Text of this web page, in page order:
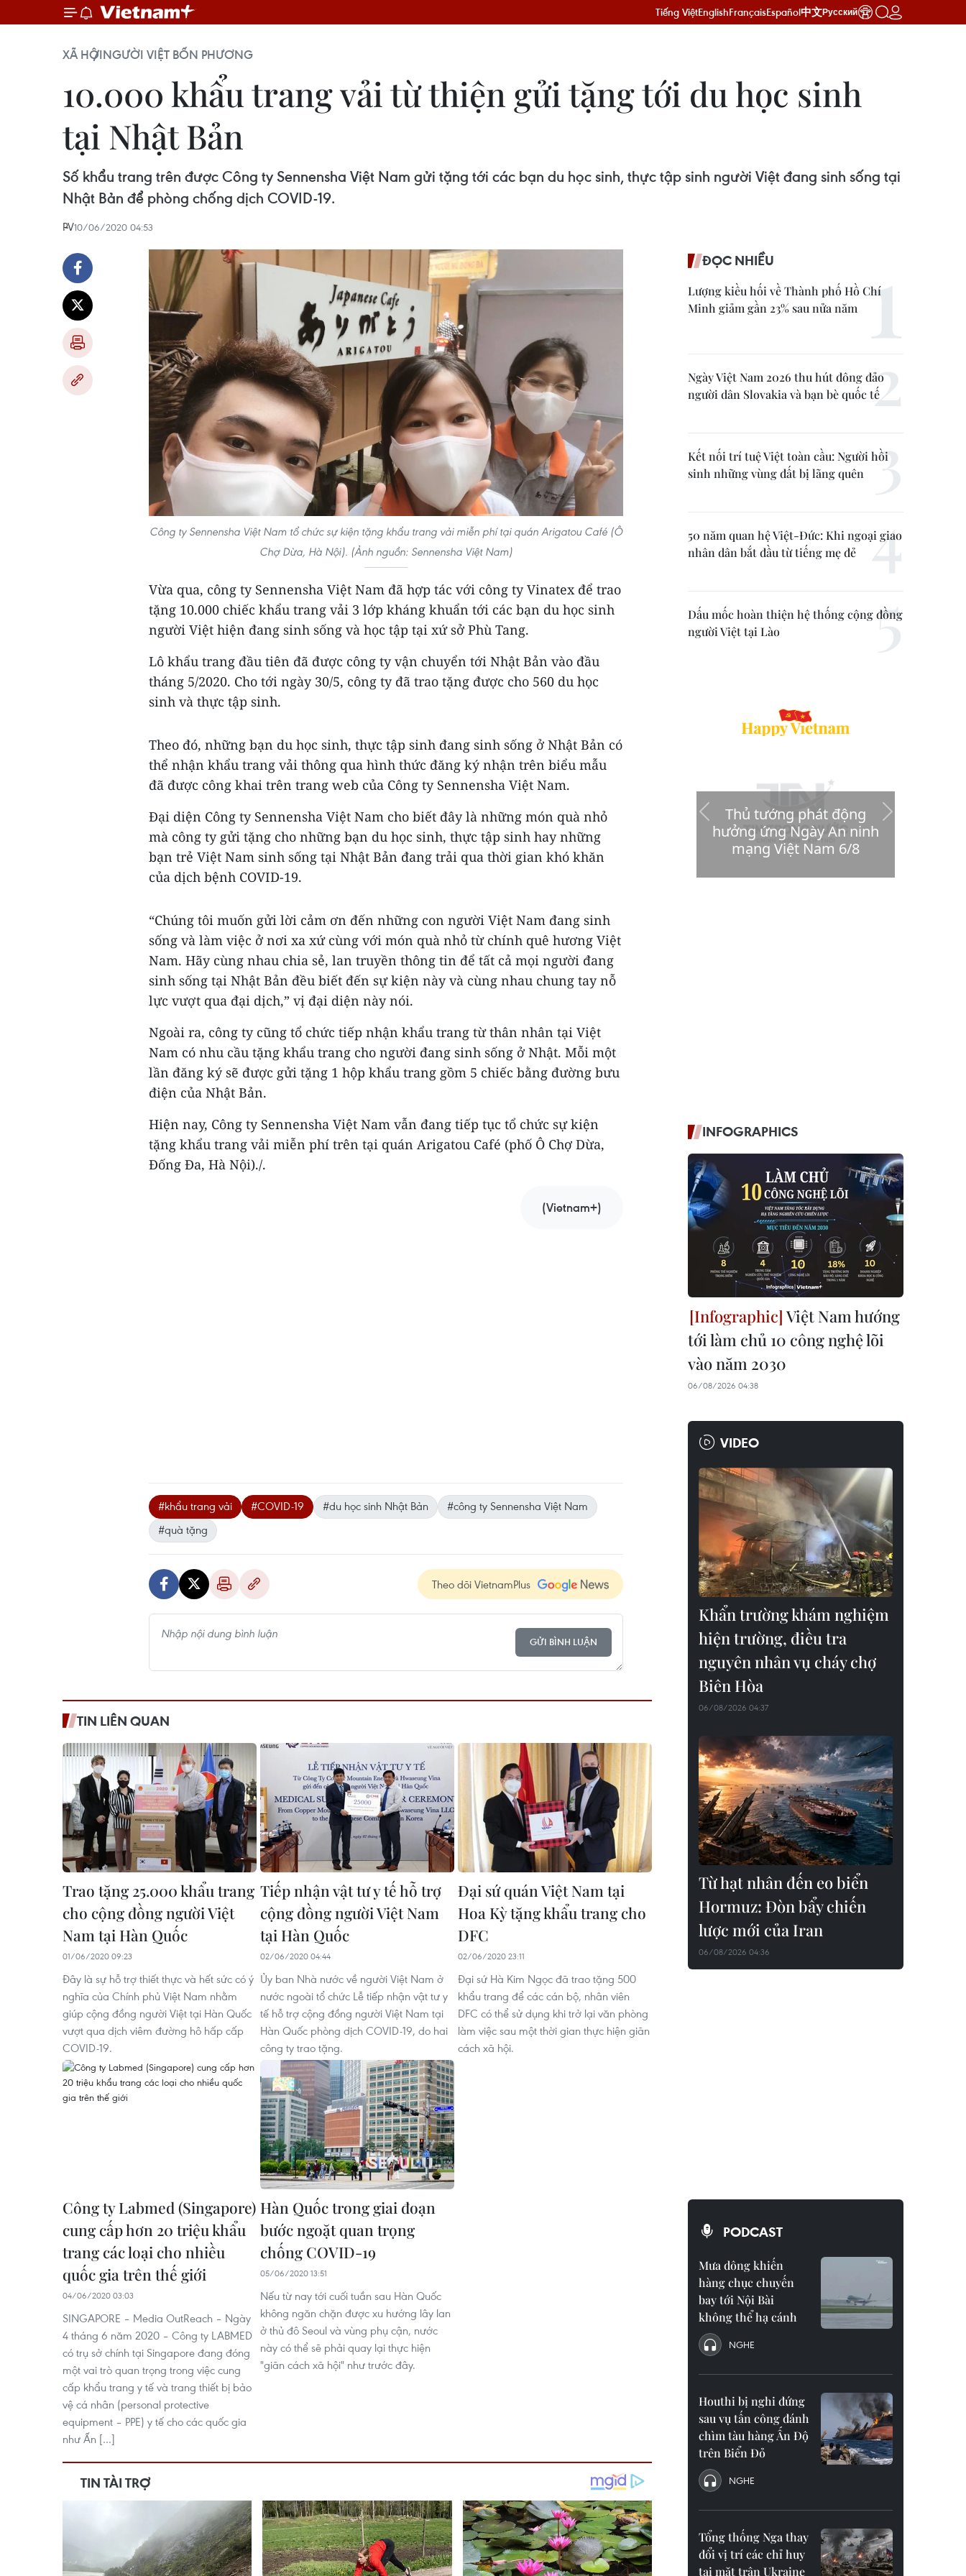
Tiếng ViệtEnglishFrançaisEspañol中文Русский
XÃ HỘINGƯỜI VIỆT BỐN PHƯƠNG
10.000 khẩu trang vải từ thiện gửi tặng tới du học sinh
tại Nhật Bản
Số khẩu trang trên được Công ty Sennensha Việt Nam gửi tặng tới các bạn du học sinh, thực tập sinh người Việt đang sinh sống tại
Nhật Bản để phòng chống dịch COVID-19.
PV10/06/2020 04:53
Công ty Sennensha Việt Nam tổ chức sự kiện tặng khẩu trang vải miễn phí tại quán Arigatou Café (Ô
Chợ Dừa, Hà Nội). (Ảnh nguồn: Sennensha Việt Nam)
Vừa qua, công ty Sennensha Việt Nam đã hợp tác với công ty Vinatex để trao
tặng 10.000 chiếc khẩu trang vải 3 lớp kháng khuẩn tới các bạn du học sinh
người Việt hiện đang sinh sống và học tập tại xứ sở Phù Tang.
Lô khẩu trang đầu tiên đã được công ty vận chuyển tới Nhật Bản vào đầu
tháng 5/2020. Cho tới ngày 30/5, công ty đã trao tặng được cho 560 du học
sinh và thực tập sinh.
Theo đó, những bạn du học sinh, thực tập sinh đang sinh sống ở Nhật Bản có
thể nhận khẩu trang vải thông qua hình thức đăng ký nhận trên biểu mẫu
đã được công khai trên trang web của Công ty Sennensha Việt Nam.
Đại diện Công ty Sennensha Việt Nam cho biết đây là những món quà nhỏ
mà công ty gửi tặng cho những bạn du học sinh, thực tập sinh hay những
bạn trẻ Việt Nam sinh sống tại Nhật Bản đang trải qua thời gian khó khăn
của dịch bệnh COVID-19.
“Chúng tôi muốn gửi lời cảm ơn đến những con người Việt Nam đang sinh
sống và làm việc ở nơi xa xứ cùng với món quà nhỏ từ chính quê hương Việt
Nam. Hãy cùng nhau chia sẻ, lan truyền thông tin để tất cả mọi người đang
sinh sống tại Nhật Bản đều biết đến sự kiện này và cùng nhau chung tay nỗ
lực vượt qua đại dịch,” vị đại diện này nói.
Ngoài ra, công ty cũng tổ chức tiếp nhận khẩu trang từ thân nhân tại Việt
Nam có nhu cầu tặng khẩu trang cho người đang sinh sống ở Nhật. Mỗi một
lần đăng ký sẽ được gửi tặng 1 hộp khẩu trang gồm 5 chiếc bằng đường bưu
điện của Nhật Bản.
Hiện nay, Công ty Sennensha Việt Nam vẫn đang tiếp tục tổ chức sự kiện
tặng khẩu trang vải miễn phí trên tại quán Arigatou Café (phố Ô Chợ Dừa,
Đống Đa, Hà Nội)./.
(Vietnam+)
#khẩu trang vải #COVID-19 #du học sinh Nhật Bản
#công ty Sennensha Việt Nam
#quà tặng
Theo dõi VietnamPlus
GỬI BÌNH LUẬN
TIN LIÊN QUAN
Trao tặng 25.000 khẩu trang
cho cộng đồng người Việt
Nam tại Hàn Quốc
01/06/2020 09:23
Đây là sự hỗ trợ thiết thực và hết sức có ý
nghĩa của Chính phủ Việt Nam nhằm
giúp cộng đồng người Việt tại Hàn Quốc
vượt qua dịch viêm đường hô hấp cấp
COVID-19.
Tiếp nhận vật tư y tế hỗ trợ
cộng đồng người Việt Nam
tại Hàn Quốc
02/06/2020 04:44
Ủy ban Nhà nước về người Việt Nam ở
nước ngoài tổ chức Lễ tiếp nhận vật tư y
tế hỗ trợ cộng đồng người Việt Nam tại
Hàn Quốc phòng dịch COVID-19, do hai
công ty trao tặng.
Đại sứ quán Việt Nam tại
Hoa Kỳ tặng khẩu trang cho
DFC
02/06/2020 23:11
Đại sứ Hà Kim Ngọc đã trao tặng 500
khẩu trang để các cán bộ, nhân viên
DFC có thể sử dụng khi trở lại văn phòng
làm việc sau một thời gian thực hiện giãn
cách xã hội.
Công ty Labmed (Singapore)
cung cấp hơn 20 triệu khẩu
trang các loại cho nhiều
quốc gia trên thế giới
04/06/2020 03:03
SINGAPORE – Media OutReach – Ngày
4 tháng 6 năm 2020 – Công ty LABMED
có trụ sở chính tại Singapore đang đóng
một vai trò quan trọng trong việc cung
cấp khẩu trang y tế và trang thiết bị bảo
vệ cá nhân (personal protective
equipment – PPE) y tế cho các quốc gia
như Ấn […]
Hàn Quốc trong giai đoạn
bước ngoặt quan trọng
chống COVID-19
05/06/2020 13:51
Nếu từ nay tới cuối tuần sau Hàn Quốc
không ngăn chặn được xu hướng lây lan
ở thủ đô Seoul và vùng phụ cận, nước
này có thể sẽ phải quay lại thực hiện
"giãn cách xã hội" như trước đây.
ĐỌC NHIỀU
Lượng kiều hối về Thành phố Hồ Chí
Minh giảm gần 23% sau nửa năm
Ngày Việt Nam 2026 thu hút đông đảo
người dân Slovakia và bạn bè quốc tế
Kết nối trí tuệ Việt toàn cầu: Người hồi
sinh những vùng đất bị lãng quên
50 năm quan hệ Việt-Đức: Khi ngoại giao
nhân dân bắt đầu từ tiếng mẹ đẻ
Dấu mốc hoàn thiện hệ thống cộng đồng
người Việt tại Lào
INFOGRAPHICS
Việt Nam hướng
tới làm chủ 10 công nghệ lõi
vào năm 2030
06/08/2026 04:38
VIDEO
Khẩn trường khám nghiệm
hiện trường, điều tra
nguyên nhân vụ cháy chợ
Biên Hòa
06/08/2026 04:37
Từ hạt nhân đến eo biển
Hormuz: Đòn bẩy chiến
lược mới của Iran
06/08/2026 04:36
PODCAST
Mưa dông khiến
hàng chục chuyến
bay tới Nội Bài
không thể hạ cánh
NGHE
Houthi bị nghi đứng
sau vụ tấn công đánh
chìm tàu hàng Ấn Độ
trên Biển Đỏ
NGHE
Tổng thống Nga thay
đổi vị trí các chỉ huy
tại mặt trận Ukraine